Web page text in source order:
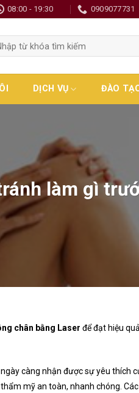
08:00 - 19:30 0909077731
DỊCH VỤ ĐÀO
làm gì
chân bằng Laser để đạt hiệu
càng nhận được sự yêu thích
mỹ an toàn, nhanh chóng.